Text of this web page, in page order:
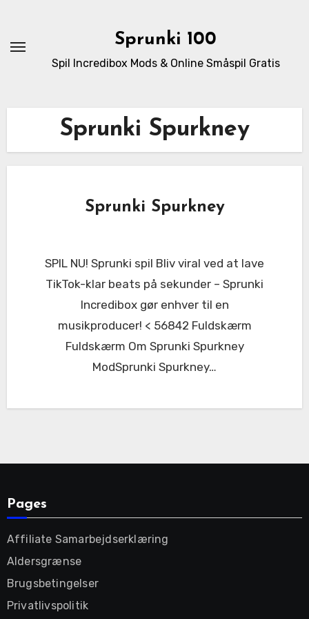
content
Sprunki 100
Spil Incredibox Mods & Online Småspil Gratis
Sprunki Spurkney
Sprunki Spurkney
SPIL NU! Sprunki spil Bliv viral ved at lave
TikTok-klar beats på sekunder – Sprunki
Incredibox gør enhver til en
musikproducer! < 56842 Fuldskærm
Fuldskærm Om Sprunki Spurkney
ModSprunki Spurkney…
Pages
Affiliate Samarbejdserklæring
Aldersgrænse
Brugsbetingelser
Privatlivspolitik